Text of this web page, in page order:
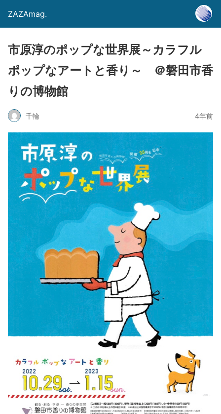
ZAZAmag.
市原淳のポップな世界展～カラフル
ポップなアートと香り～ ＠磐田市香
りの博物館
千輪 4年前